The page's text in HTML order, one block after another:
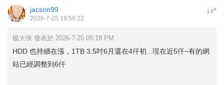
14#
jacson99
2026-7-25 19:56:22
楊大俠 發表於 2026-7-25 05:18 PM
HDD 也持續在漲，1TB 3.5吋6月還在4仟初...現在近5仟~有的網
站已經調整到6仟